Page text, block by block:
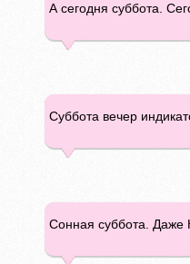
А сегодня суббота.
Суббота вечер
Сонная суббота. Даже